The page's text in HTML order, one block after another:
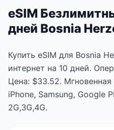
eSIM
дней Bosnia
Купить eSIM для Bosnia
интернет на 10 дней.
Цена: $33.52. Мгновенная
iPhone, Samsung, Google
2G,3G,4G.